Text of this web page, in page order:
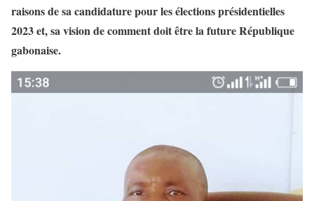
raisons de sa candidature pour les élections présidentielles
2023 et, sa vision de comment doit être la future République
gabonaise.